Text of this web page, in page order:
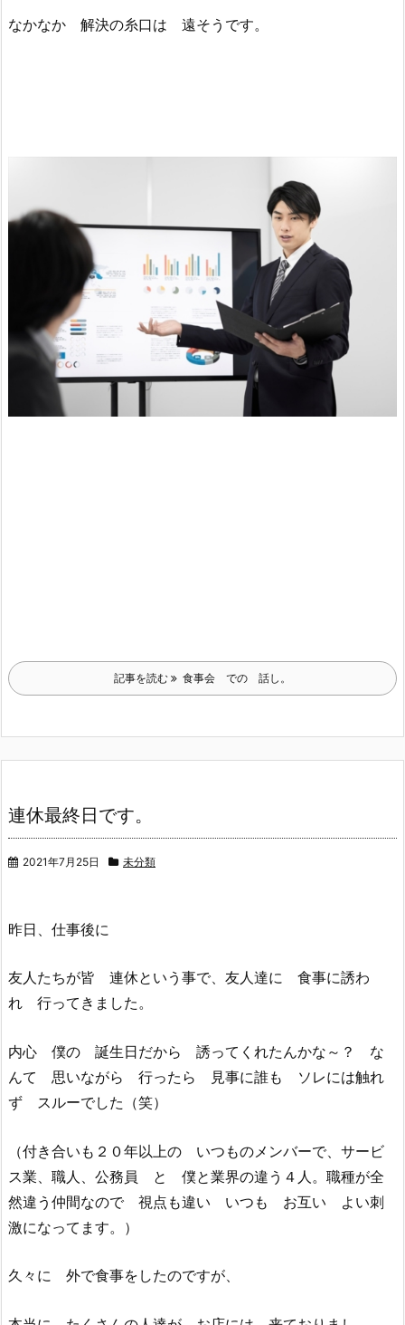
なかなか 解決の糸口は 遠そうです。
記事を読む 食事会 での 話し。
連休最終日です。
2021年7月25日 未分類
昨日、仕事後に
友人たちが皆 連休という事で、友人達に 食事に誘わ
れ 行ってきました。
内心 僕の 誕生日だから 誘ってくれたんかな～？ な
んて 思いながら 行ったら 見事に誰も ソレには触れ
ず スルーでした（笑）
（付き合いも２０年以上の いつものメンバーで、サービ
ス業、職人、公務員 と 僕と業界の違う４人。職種が全
然違う仲間なので 視点も違い いつも お互い よい刺
激になってます。）
久々に 外で食事をしたのですが、